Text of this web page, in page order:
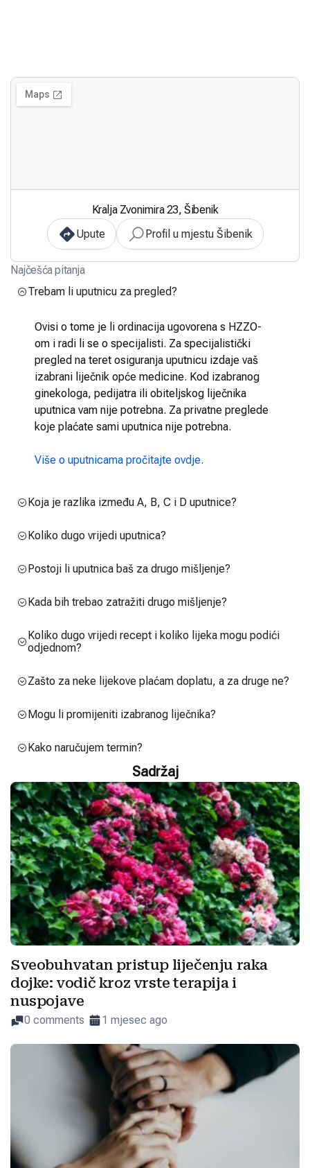
Kralja Zvonimira 23, Šibenik
Upute
Profil u mjestu Šibenik
Najčešća pitanja
Trebam li uputnicu za pregled?
Ovisi o tome je li ordinacija ugovorena s HZZO-
om i radi li se o specijalisti. Za specijalistički
pregled na teret osiguranja uputnicu izdaje vaš
izabrani liječnik opće medicine. Kod izabranog
ginekologa, pedijatra ili obiteljskog liječnika
uputnica vam nije potrebna. Za privatne preglede
koje plaćate sami uputnica nije potrebna.
Više o uputnicama pročitajte ovdje.
Koja je razlika između A, B, C i D uputnice?
Koliko dugo vrijedi uputnica?
Postoji li uputnica baš za drugo mišljenje?
Kada bih trebao zatražiti drugo mišljenje?
Koliko dugo vrijedi recept i koliko lijeka mogu podići
odjednom?
Zašto za neke lijekove plaćam doplatu, a za druge ne?
Mogu li promijeniti izabranog liječnika?
Kako naručujem termin?
Sadržaj
Sveobuhvatan pristup liječenju raka
dojke: vodič kroz vrste terapija i
nuspojave
0 comments 1 mjesec ago